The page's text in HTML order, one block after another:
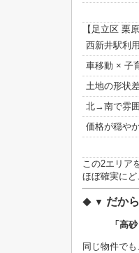
【足立区 栗原
西新井駅利
車移動 × 子
土地の形状
北→南で雰囲
価格が穏や
この2エリア
ほぼ確実にど
◆ ▼ だか
「高
同じ物件でも